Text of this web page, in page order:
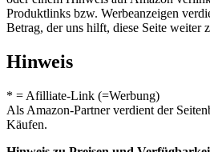
Produktlinks bzw. Werbeanzeigen
Betrag, der uns hilft, diese Seite weiter
Hinweis
* = Afilliate-Link (=Werbung)
Als Amazon-Partner verdient der
Käufen.